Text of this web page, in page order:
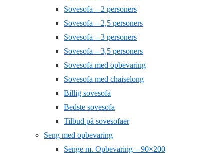
Sovesofa – 2 personers
Sovesofa – 2,5 personers
Sovesofa – 3 personers
Sovesofa – 3,5 personers
Sovesofa med opbevaring
Sovesofa med chaiselong
Billig sovesofa
Bedste sovesofa
Tilbud på sovesofaer
Seng med opbevaring
Senge m. Opbevaring – 90×200